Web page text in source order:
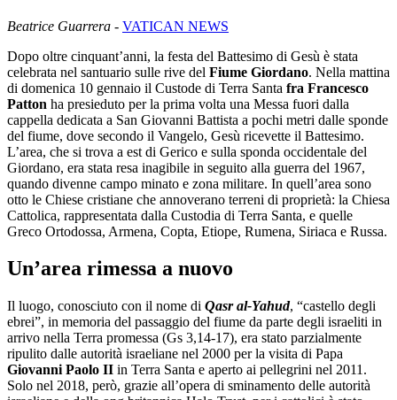
Beatrice Guarrera - VATICAN NEWS
Dopo oltre cinquant’anni, la festa del Battesimo di Gesù è stata
celebrata nel santuario sulle rive del Fiume Giordano. Nella mattina
di domenica 10 gennaio il Custode di Terra Santa fra Francesco
Patton ha presieduto per la prima volta una Messa fuori dalla
cappella dedicata a San Giovanni Battista a pochi metri dalle sponde
del fiume, dove secondo il Vangelo, Gesù ricevette il Battesimo.
L’area, che si trova a est di Gerico e sulla sponda occidentale del
Giordano, era stata resa inagibile in seguito alla guerra del 1967,
quando divenne campo minato e zona militare. In quell’area sono
otto le Chiese cristiane che annoverano terreni di proprietà: la Chiesa
Cattolica, rappresentata dalla Custodia di Terra Santa, e quelle
Greco Ortodossa, Armena, Copta, Etiope, Rumena, Siriaca e Russa.
Un’area rimessa a nuovo
Il luogo, conosciuto con il nome di Qasr al-Yahud, “castello degli
ebrei”, in memoria del passaggio del fiume da parte degli israeliti in
arrivo nella Terra promessa (Gs 3,14-17), era stato parzialmente
ripulito dalle autorità israeliane nel 2000 per la visita di Papa
Giovanni Paolo II in Terra Santa e aperto ai pellegrini nel 2011.
Solo nel 2018, però, grazie all’opera di sminamento delle autorità